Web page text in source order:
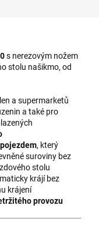
s nerezovým nožem
stolu našikmo, od
a supermarketů
a také pro
, který
suroviny bez
stolu
krájí bez
krájení
provozu